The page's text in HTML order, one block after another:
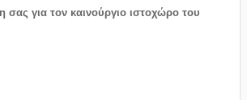
σας για τον καινούργιο ιστοχώρο του